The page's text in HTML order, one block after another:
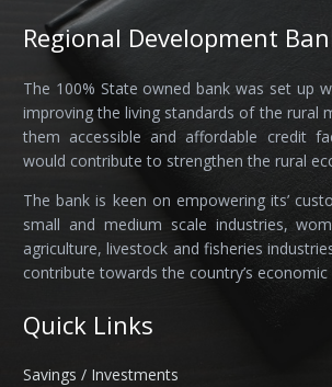
Regional Development
The 100% State owned bank was set up
improving the living standards of the rural
them accessible and affordable credit
would contribute to strengthen the rural
The bank is keen on empowering its’
small and medium scale industries,
agriculture, livestock and fisheries
contribute towards the country’s
Quick Links
Savings / Investments